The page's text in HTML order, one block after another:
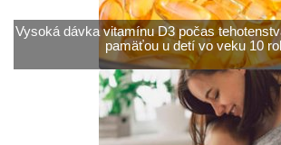
Vysoká dávka vitamínu D3 počas
pamäťou u detí vo veku 10